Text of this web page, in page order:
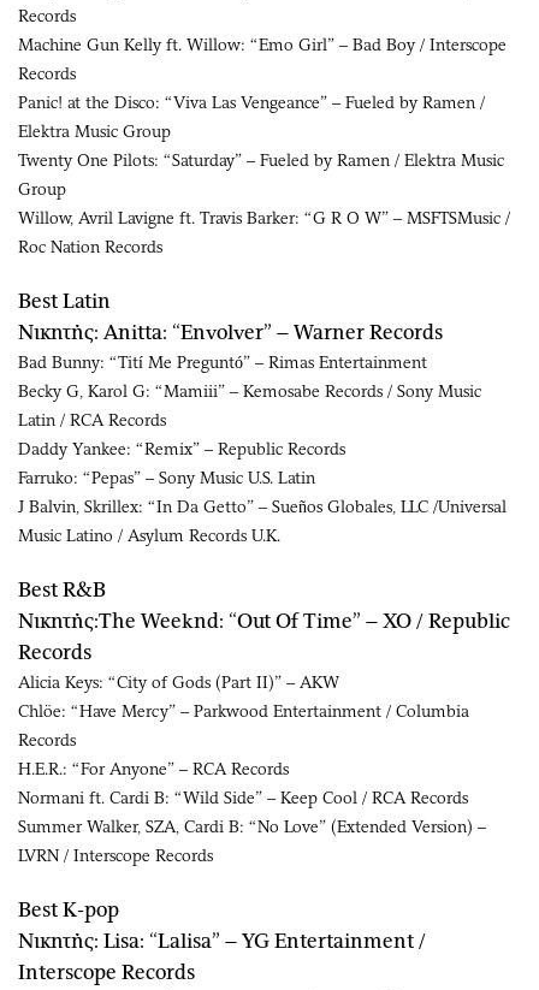
Records
Machine Gun Kelly ft. Willow: “Emo Girl” – Bad Boy / Interscope
Records
Panic! at the Disco: “Viva Las Vengeance” – Fueled by Ramen /
Elektra Music Group
Twenty One Pilots: “Saturday” – Fueled by Ramen / Elektra Music
Group
Willow, Avril Lavigne ft. Travis Barker: “G R O W” – MSFTSMusic /
Roc Nation Records
Best Latin
Νικητής: Anitta: “Envolver” – Warner Records
Bad Bunny: “Tití Me Preguntó” – Rimas Entertainment
Becky G, Karol G: “Mamiii” – Kemosabe Records / Sony Music
Latin / RCA Records
Daddy Yankee: “Remix” – Republic Records
Farruko: “Pepas” – Sony Music U.S. Latin
J Balvin, Skrillex: “In Da Getto” – Sueños Globales, LLC /Universal
Music Latino / Asylum Records U.K.
Best R&B
Νικητής:The Weeknd: “Out Of Time” – XO / Republic
Records
Alicia Keys: “City of Gods (Part II)” – AKW
Chlöe: “Have Mercy” – Parkwood Entertainment / Columbia
Records
H.E.R.: “For Anyone” – RCA Records
Normani ft. Cardi B: “Wild Side” – Keep Cool / RCA Records
Summer Walker, SZA, Cardi B: “No Love” (Extended Version) –
LVRN / Interscope Records
Best K-pop
Νικητής: Lisa: “Lalisa” – YG Entertainment /
Interscope Records